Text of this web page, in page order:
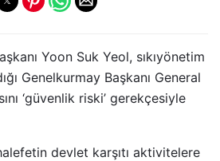
Yoon Suk Yeol, sıkıyönetim
Genelkurmay Başkanı General
‘güvenlik riski’ gerekçesiyle
devlet karşıtı aktivitelere